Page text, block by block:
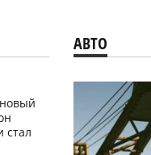
стал
АВТО